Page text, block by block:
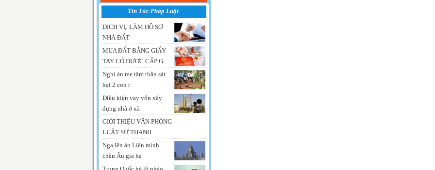
Tin Tức Pháp Luật
DỊCH VỤ LÀM HỒ SƠ
NHÀ ĐẤT
MUA ĐẤT BẰNG GIẤY
TAY CÓ ĐƯỢC CẤP G
Nghi án mẹ tâm thần sát
hại 2 con r
Điều kiện vay vốn xây
dựng nhà ở xã
GIỚI THIỆU VĂN PHÒNG
LUẬT SƯ THANH
Nga lên án Liên minh
châu Âu gia hạ